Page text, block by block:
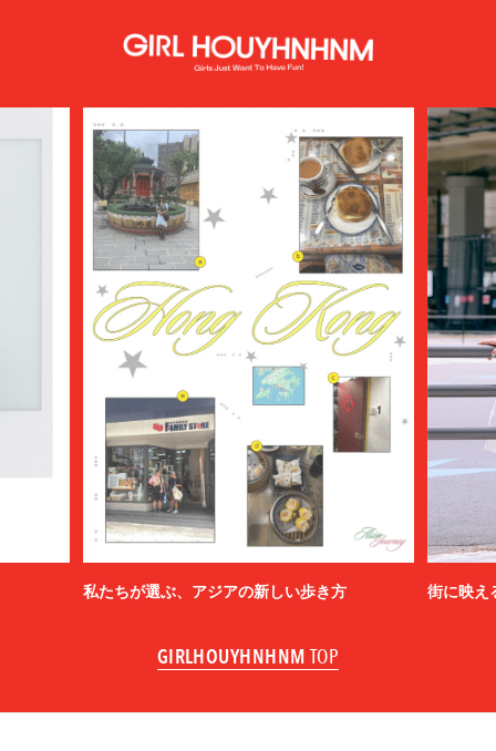
私たちが選ぶ、アジアの新しい歩き方 街に映え
GIRLHOUYHNHNM TOP